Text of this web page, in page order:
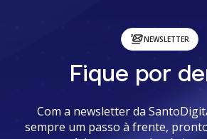
NEWSLETTER
Fique por
Com a newsletter da
sempre um passo à frente,